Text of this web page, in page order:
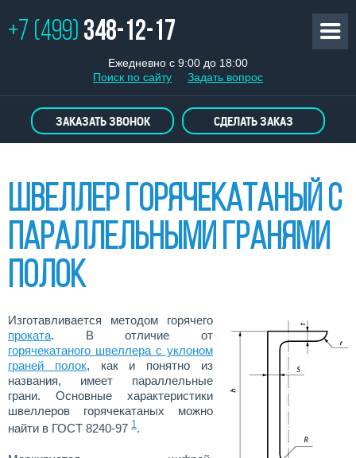
+7 (499) 348-12-17
Ежедневно с 9:00 до 18:00
Поиск по сайту
Задать вопрос
ЗАКАЗАТЬ ЗВОНОК СДЕЛАТЬ ЗАКАЗ
Швеллер горячекатаный с
параллельными гранями
полок
Изготавливается методом горячего
проката. В отличие от
горячекатаного швеллера с уклоном
граней полок, как и понятно из
названия, имеет параллельные
грани. Основные характеристики
швеллеров горячекатаных можно
найти в ГОСТ 8240-97 1.